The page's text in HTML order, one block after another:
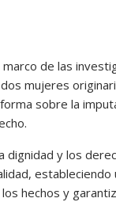
de las
mujeres
sobre la
y los
hechos y